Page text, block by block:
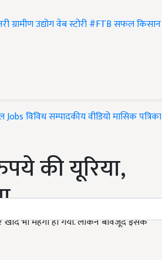
ग्रामीण उद्योगवेब स्टोरी#FTBसफल किसान
Jobsविविधसम्पादकीयवीडियोमासिक पत्रिका
की यूरिया,
भी महंगा हो गया. लेकिन बावजूद इसके